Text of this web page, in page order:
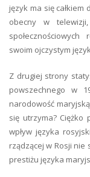
język ma się
obecny w
swoim ojczystym
Z drugiej strony
powszechnego w
narodowość
się utrzyma? Ciężko
wpływ języka
rządzącej w Rosji
prestiżu języka